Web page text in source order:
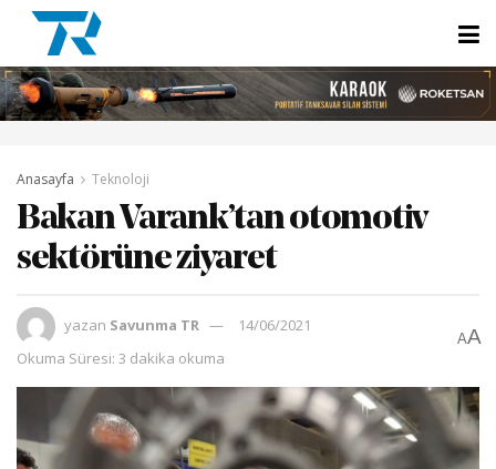
Anasayfa Teknoloji
Bakan Varank’tan otomotiv
sektörüne ziyaret
yazan Savunma TR
14/06/2021
Okuma Süresi: 3 dakika okuma
AA